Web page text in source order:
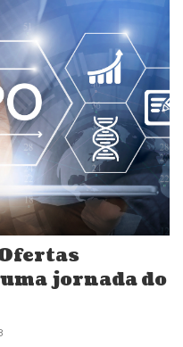
jornada do